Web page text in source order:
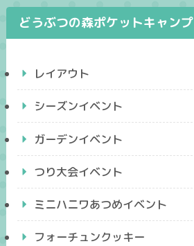
どうぶつの森ポケットキャンプ
レイアウト
シーズンイベント
ガーデンイベント
つり大会イベント
ミニハニワあつめイベント
フォーチュンクッキー